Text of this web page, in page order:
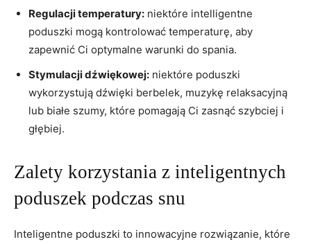
Regulacji ‍temperatury: niektóre intelligentne
poduszki mogą kontrolować temperaturę, aby
zapewnić Ci optymalne warunki do ​spania.
Stymulacji dźwiękowej: niektóre poduszki
wykorzystują dźwięki berbelek, muzykę relaksacyjną‍
lub ​białe ‍szumy, ⁢które‍ pomagają Ci ⁣zasnąć szybciej i​
głębiej.
Zalety⁤ korzystania z inteligentnych ​
poduszek podczas snu
Inteligentne ⁣poduszki to innowacyjne⁢ rozwiązanie, które